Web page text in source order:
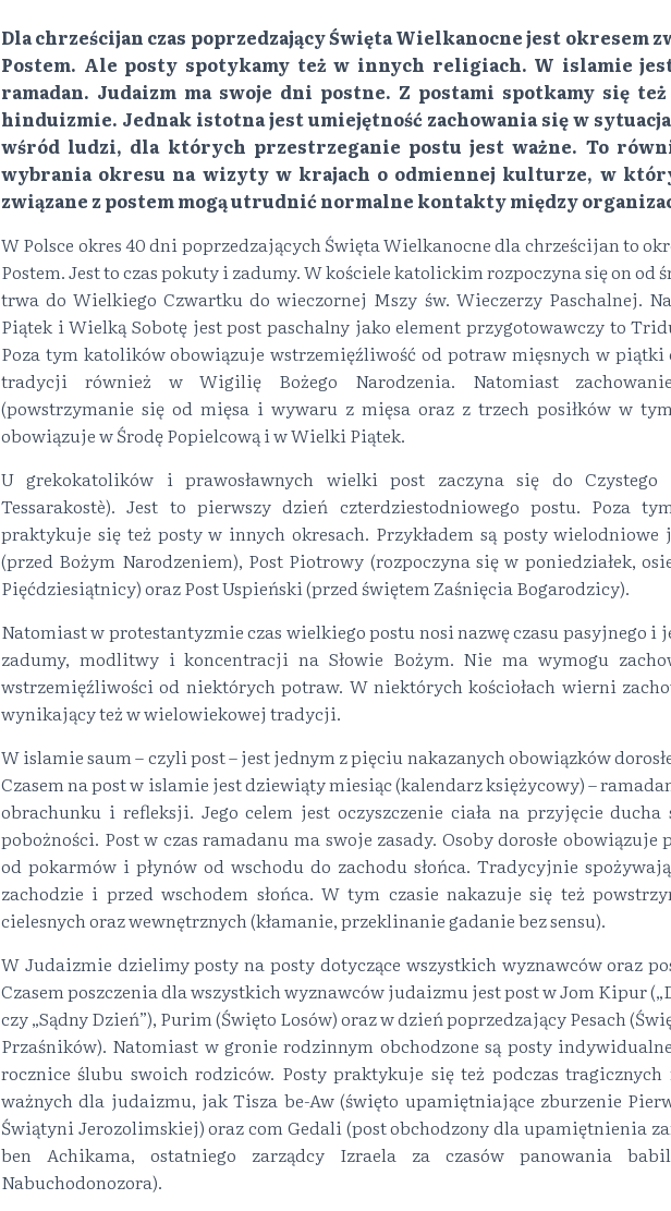
Dla chrześcijan czas poprzedzający Święta Wielkanocne jest okresem
Postem. Ale posty spotykamy też w innych religiach. W islamie
ramadan. Judaizm ma swoje dni postne. Z postami spotkamy się
hinduizmie. Jednak istotna jest umiejętność zachowania się w
wśród ludzi, dla których przestrzeganie postu jest ważne. To
wybrania okresu na wizyty w krajach o odmiennej kulturze, w
związane z postem mogą utrudnić normalne kontakty między
W Polsce okres 40 dni poprzedzających Święta Wielkanocne dla chrześcijan to
Postem. Jest to czas pokuty i zadumy. W kościele katolickim rozpoczyna się on od
trwa do Wielkiego Czwartku do wieczornej Mszy św. Wieczerzy Paschalnej.
Piątek i Wielką Sobotę jest post paschalny jako element przygotowawczy to
Poza tym katolików obowiązuje wstrzemięźliwość od potraw mięsnych w piątki
tradycji również w Wigilię Bożego Narodzenia. Natomiast
(powstrzymanie się od mięsa i wywaru z mięsa oraz z trzech posiłków w
obowiązuje w Środę Popielcową i w Wielki Piątek.
U grekokatolików i prawosławnych wielki post zaczyna się do Czystego
Tessarakostè). Jest to pierwszy dzień czterdziestodniowego postu. Poza
praktykuje się też posty w innych okresach. Przykładem są posty
(przed Bożym Narodzeniem), Post Piotrowy (rozpoczyna się w poniedziałek,
Pięćdziesiątnicy) oraz Post Uspieński (przed świętem Zaśnięcia Bogarodzicy).
Natomiast w protestantyzmie czas wielkiego postu nosi nazwę czasu pasyjnego i
zadumy, modlitwy i koncentracji na Słowie Bożym. Nie ma wymogu
wstrzemięźliwości od niektórych potraw. W niektórych kościołach wierni
wynikający też w wielowiekowej tradycji.
W islamie saum – czyli post – jest jednym z pięciu nakazanych obowiązków
Czasem na post w islamie jest dziewiąty miesiąc (kalendarz księżycowy) –
obrachunku i refleksji. Jego celem jest oczyszczenie ciała na przyjęcie
pobożności. Post w czas ramadanu ma swoje zasady. Osoby dorosłe
od pokarmów i płynów od wschodu do zachodu słońca. Tradycyjnie
zachodzie i przed wschodem słońca. W tym czasie nakazuje się też
cielesnych oraz wewnętrznych (kłamanie, przeklinanie gadanie bez sensu).
W Judaizmie dzielimy posty na posty dotyczące wszystkich wyznawców oraz
Czasem poszczenia dla wszystkich wyznawców judaizmu jest post w Jom Kipur
czy „Sądny Dzień”), Purim (Święto Losów) oraz w dzień poprzedzający Pesach
Przaśników). Natomiast w gronie rodzinnym obchodzone są posty
rocznice ślubu swoich rodziców. Posty praktykuje się też podczas
ważnych dla judaizmu, jak Tisza be-Aw (święto upamiętniające zburzenie
Świątyni Jerozolimskiej) oraz com Gedali (post obchodzony dla upamiętnienia
ben Achikama, ostatniego zarządcy Izraela za czasów panowania
Nabuchodonozora).